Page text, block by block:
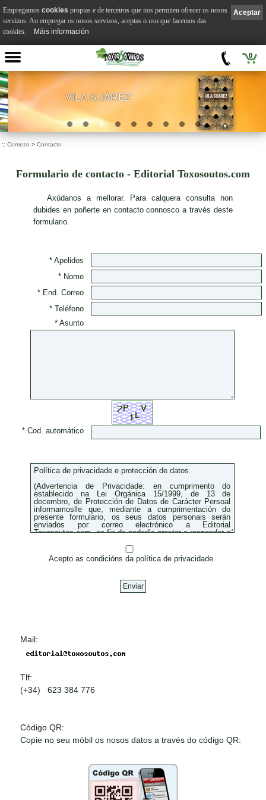
0
VILA SUÁREZ
:: Comezo > Contacto
Formulario de contacto - Editorial Toxosoutos.com
Axúdanos a mellorar. Para calquera consulta non
dubides en poñerte en contacto connosco a través deste
formulario.
* Apelidos
* Nome
* End. Correo
* Teléfono
* Asunto
* Cod. automático
Acepto as condicións da política de privacidade.
Mail:
Tlf:
(+34) 623 384 776
Código QR:
Copie no seu móbil os nosos datos a través do código QR:
Aceptar
Empregamos cookies propias e de terceiros que nos permiten ofrecer os nosos
servizos. Ao empregar os nosos servizos, aceptas o uso que facemos das
cookies.
Máis información